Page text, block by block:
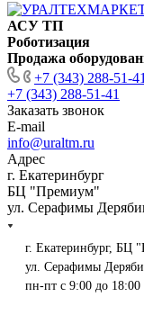
АСУ ТП
Роботизация
Продажа
+7 (343) 288-51-41
+7 (343) 288-51-41
Заказать звонок
E-mail
info@uraltm.ru
Адрес
г. Екатеринбург
БЦ "Премиум"
ул. Серафимы
г. Екатеринбург, БЦ
ул. Серафимы
пн-пт с 9:00 до 18:00